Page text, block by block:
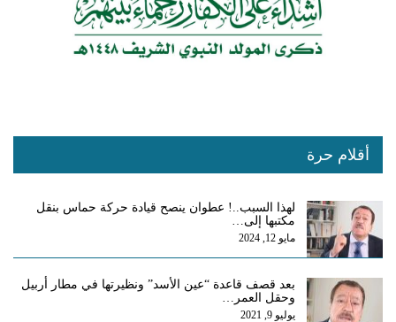
أقلام حرة
لهذا السبب..! عطوان ينصح قيادة حركة حماس بنقل
مكتبها إلى…
مايو 12, 2024
بعد قصف قاعدة “عين الأسد” ونظيرتها في مطار أربيل
وحقل العمر…
يوليو 9, 2021